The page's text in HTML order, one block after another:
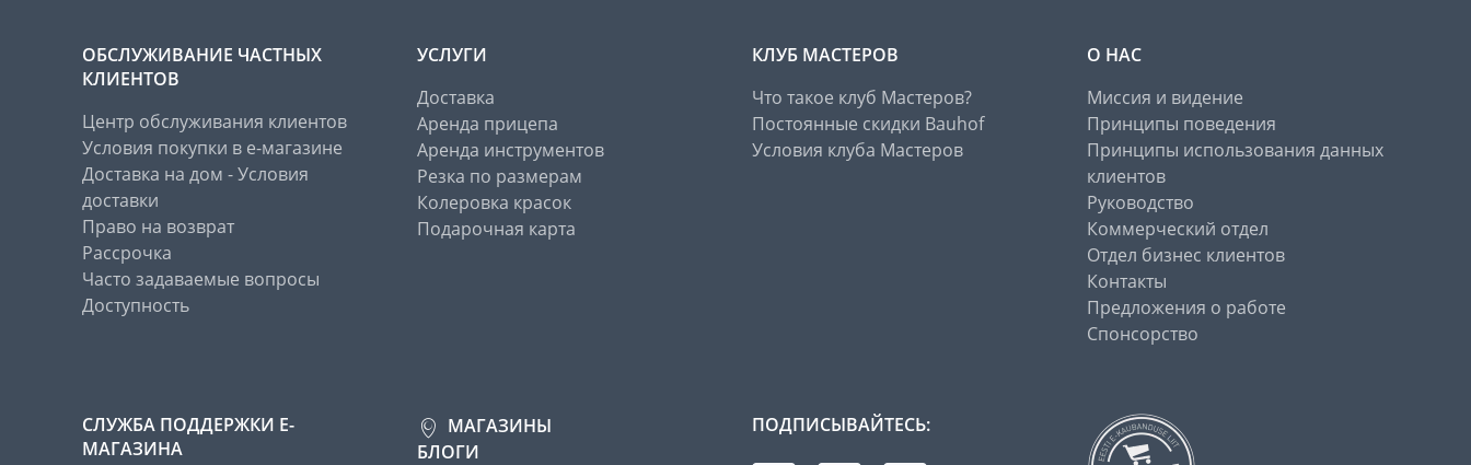
ОБСЛУЖИВАНИЕ ЧАСТНЫХ
КЛИЕНТОВ
Центр обслуживания клиентов
Условия покупки в е-магазине
Доставка на дом - Условия
доставки
Право на возврат
Рассрочка
Часто задаваемые вопросы
Доступность
УСЛУГИ
Доставка
Аренда прицепа
Аренда инструментов
Резка по размерам
Колеровка красок
Подарочная карта
КЛУБ МАСТЕРОВ
Что такое клуб Мастеров?
Постоянные скидки Bauhof
Условия клуба Мастеров
О НАС
Миссия и видение
Принципы поведения
Принципы использования данных
клиентов
Руководство
Коммерческий отдел
Отдел бизнес клиентов
Контакты
Предложения о работе
Спонсорство
СЛУЖБА ПОДДЕРЖКИ Е-
МАГАЗИНА
МАГАЗИНЫ
БЛОГИ
ПОДПИСЫВАЙТЕСЬ: